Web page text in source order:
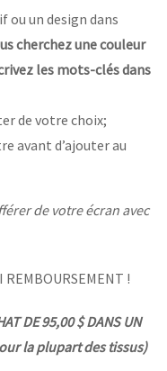
un design dans
cherchez une couleur
les mots-clés dans
de votre choix;
avant d’ajouter au
de votre écran avec
REMBOURSEMENT !
DE 95,00 $ DANS UN
la plupart des tissus)